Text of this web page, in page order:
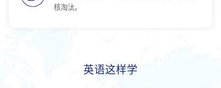
核淘汰。
英语这样学